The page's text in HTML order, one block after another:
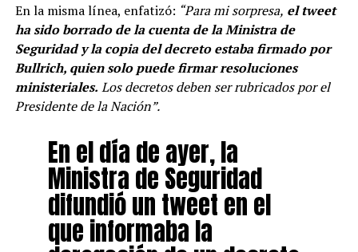
En la misma línea, enfatizó: “Para mi sorpresa, el tweet
ha sido borrado de la cuenta de la Ministra de
Seguridad y la copia del decreto estaba firmado por
Bullrich, quien solo puede firmar resoluciones
ministeriales. Los decretos deben ser rubricados por el
Presidente de la Nación”.
En el día de ayer, la
Ministra de Seguridad
difundió un tweet en el
que informaba la